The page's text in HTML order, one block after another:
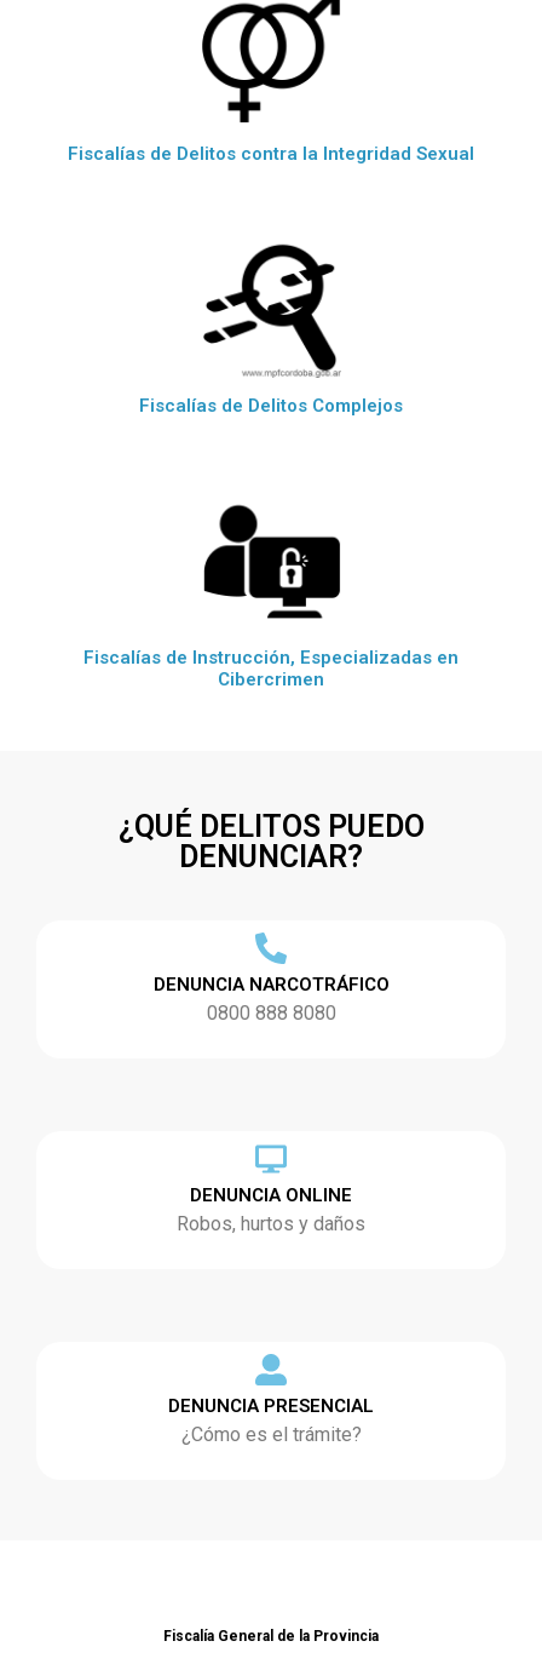
Fiscalías de Delitos contra la Integridad Sexual
Fiscalías de Delitos Complejos
Fiscalías de Instrucción, Especializadas en
Cibercrimen
¿QUÉ DELITOS PUEDO
DENUNCIAR?
DENUNCIA NARCOTRÁFICO
0800 888 8080
DENUNCIA ONLINE
Robos, hurtos y daños
DENUNCIA PRESENCIAL
¿Cómo es el trámite?
Fiscalía General de la Provincia